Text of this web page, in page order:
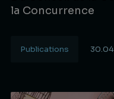
la Concurrence
Publications